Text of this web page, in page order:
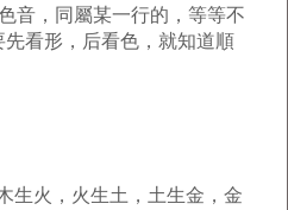
音，同屬某一行的，等等不
看形，后看色，就知道順
生火，火生土，土生金，金